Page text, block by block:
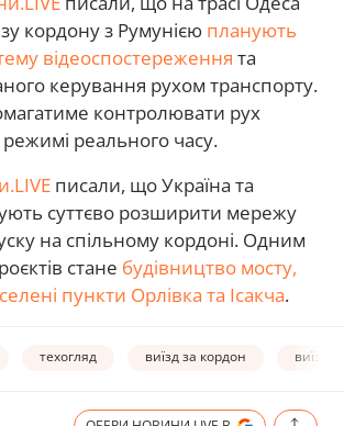
кордону з Румунією планують
відеоспостереження та
керування рухом транспорту.
контролювати рух
режимі реального часу.
писали, що Україна та
суттєво розширити мережу
на спільному кордоні. Одним
стане будівництво мосту,
пункти Орлівка та Ісакча.
техогляд виїзд за кордон виїзд